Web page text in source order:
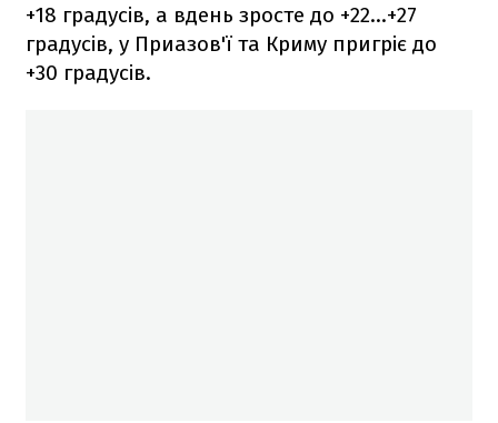
+18 градусів, а вдень зросте до +22…+27
градусів, у Приазов'ї та Криму пригріє до
+30 градусів.